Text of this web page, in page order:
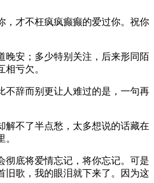
，才不枉疯疯癫癫的爱过你。祝你
晚安；多少特别关注，后来形同陌
亏欠。
不辞而别更让人难过的是，一句再
解不了半点愁，太多想说的话藏在
彻底将爱情忘记，将你忘记。可是
旧歌，我的眼泪就下来了。因为这